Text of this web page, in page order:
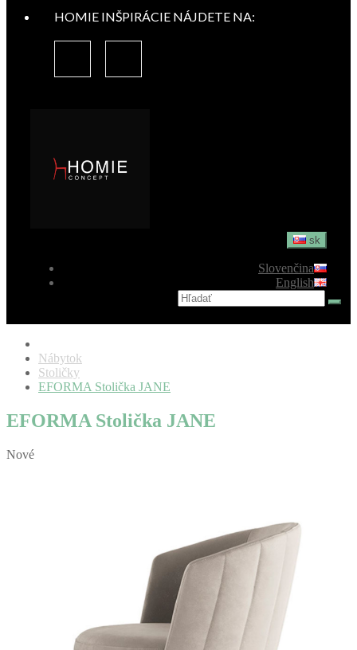
HOMIE INŠPIRÁCIE NÁJDETE NA:
sk
Slovenčina
English
Nábytok
Stoličky
EFORMA Stolička JANE
EFORMA Stolička JANE
Nové